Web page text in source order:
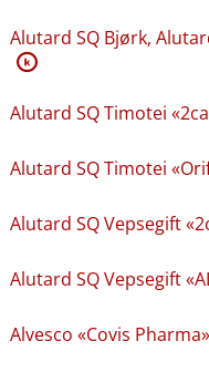
Alutard SQ Bjørk,
K
Alutard SQ Timotei
Alutard SQ Timotei
Alutard SQ Vepsegift
Alutard SQ Vepsegift
Alvesco «Covis